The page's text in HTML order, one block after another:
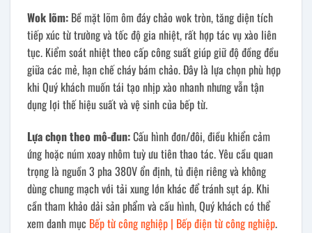
Wok lõm: Bề mặt lõm ôm đáy chảo wok tròn, tăng diện tích
tiếp xúc từ trường và tốc độ gia nhiệt, rất hợp tác vụ xào liên
tục. Kiểm soát nhiệt theo cấp công suất giúp giữ độ đồng đều
giữa các mẻ, hạn chế cháy bám chảo. Đây là lựa chọn phù hợp
khi Quý khách muốn tái tạo nhịp xào nhanh nhưng vẫn tận
dụng lợi thế hiệu suất và vệ sinh của bếp từ.
Lựa chọn theo mô-đun:Cấu hình đơn/đôi, điều khiển cảm
ứng hoặc núm xoay nhôm tuỳ ưu tiên thao tác. Yêu cầu quan
trọng là nguồn 3 pha 380V ổn định, tủ điện riêng và không
dùng chung mạch với tải xung lớn khác để tránh sụt áp. Khi
cần tham khảo dải sản phẩm và cấu hình, Quý khách có thể
xem danh mục Bếp từ công nghiệp | Bếp điện từ công nghiệp.